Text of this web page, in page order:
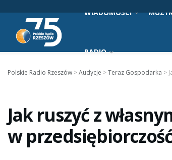
WIADOMOŚCI
RADIO
Polskie Radio Rzeszów >Audycje >Teraz Gospodarka >
Jak ruszyć z
w